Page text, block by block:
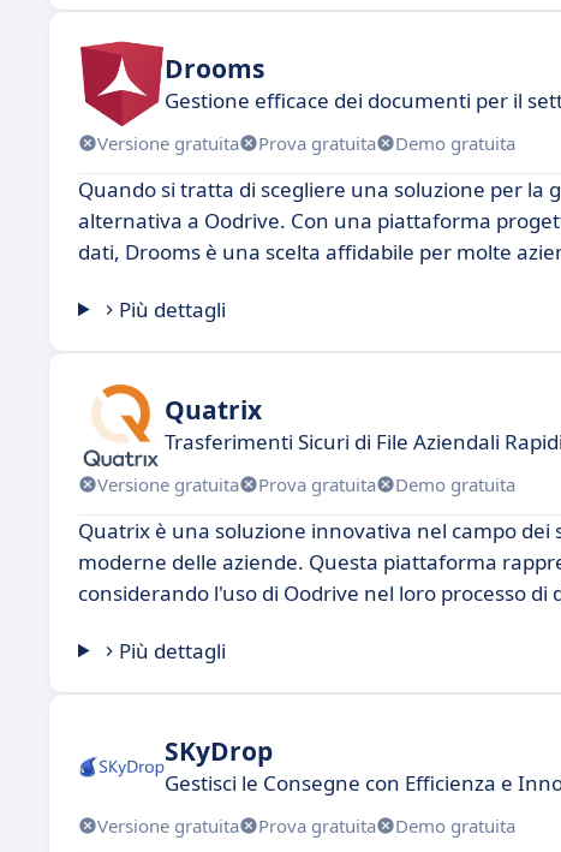
Drooms
Gestione efficace dei documenti per il
Versione gratuita Prova gratuita Demo gratuita
Quando si tratta di scegliere una soluzione per
alternativa a Oodrive. Con una piattaforma
dati, Drooms è una scelta affidabile per molte
Più dettagli
Quatrix
Trasferimenti Sicuri di File Aziendali Rapidi
Versione gratuita Prova gratuita Demo gratuita
Quatrix è una soluzione innovativa nel campo
moderne delle aziende. Questa piattaforma
considerando l'uso di Oodrive nel loro processo di
Più dettagli
SKyDrop
Gestisci le Consegne con Efficienza e
Versione gratuita Prova gratuita Demo gratuita